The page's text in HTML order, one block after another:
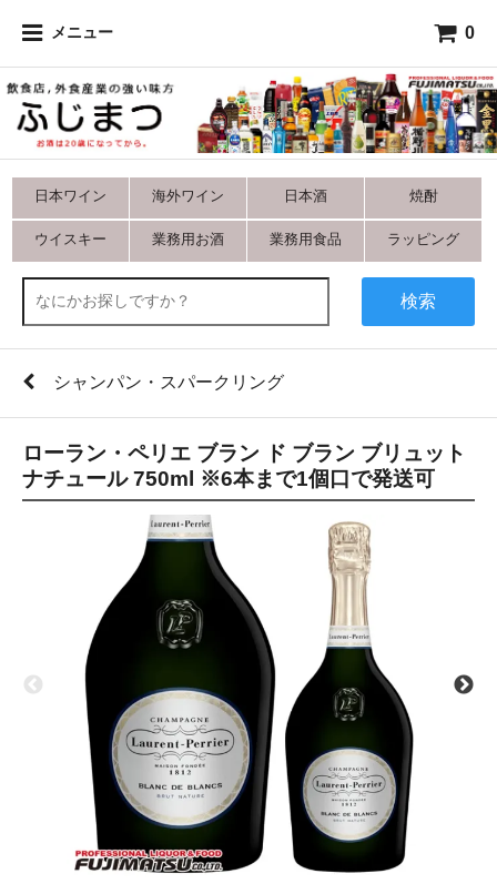
メニュー 0
日本ワイン 海外ワイン 日本酒 焼酎
ウイスキー 業務用お酒 業務用食品 ラッピング
検索
シャンパン・スパークリング
ローラン・ペリエ ブラン ド ブラン ブリュット
ナチュール 750ml ※6本まで1個口で発送可